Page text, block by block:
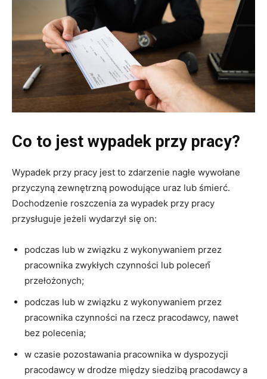
Co to jest wypadek przy pracy?
Wypadek przy pracy jest to zdarzenie nagłe wywołane
przyczyną zewnętrzną powodujące uraz lub śmierć.
Dochodzenie roszczenia za wypadek przy pracy
przysługuje jeżeli wydarzył się on:
podczas lub w związku z wykonywaniem przez
pracownika zwykłych czynności lub poleceń́
przełożonych;
podczas lub w związku z wykonywaniem przez
pracownika czynności na rzecz pracodawcy, nawet
bez polecenia;
w czasie pozostawania pracownika w dyspozycji
pracodawcy w drodze między siedzibą pracodawcy a